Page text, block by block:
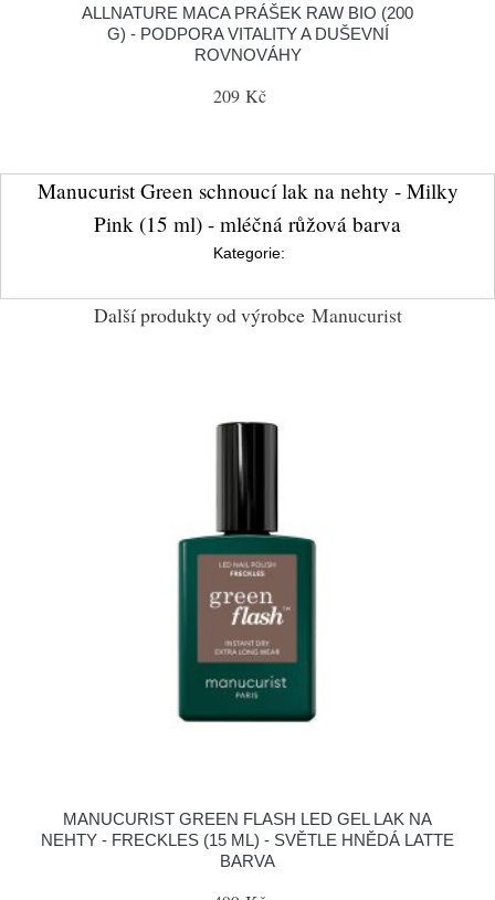
ALLNATURE MACA PRÁŠEK RAW BIO (200
G) - PODPORA VITALITY A DUŠEVNÍ
ROVNOVÁHY
209 Kč
Manucurist Green schnoucí lak na nehty - Milky
Pink (15 ml) - mléčná růžová barva
Kategorie:
Další produkty od výrobce Manucurist
MANUCURIST GREEN FLASH LED GEL LAK NA
NEHTY - FRECKLES (15 ML) - SVĚTLE HNĚDÁ LATTE
BARVA